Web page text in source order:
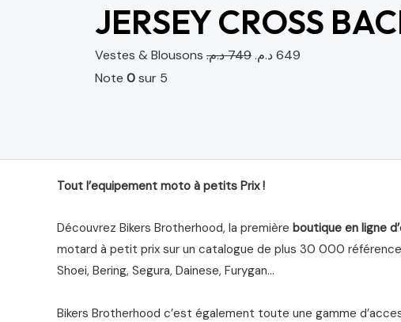
JERSEY CROSS
Vestes & Blousons 749د.م. 649د.م.
Note 0sur 5
Tout l’equipement moto à petits Prix !
Découvrez Bikers Brotherhood, la première boutique en ligne
motard à petit prix sur un catalogue de plus 30 000
Shoei, Bering, Segura, Dainese, Furygan…
Bikers Brotherhood c’est également toute une gamme